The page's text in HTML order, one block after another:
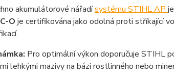
akumulátorové nářadísystému STIHL AP
O je certifikována jako odolná proti stříkající
Pro optimální výkon doporučuje STIHL
lehkými mazivy na bázi rostlinného nebo